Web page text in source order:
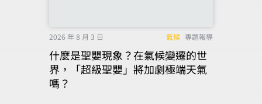
2026 年 8 月 3 日 氣候 專題報導
什麼是聖嬰現象？在氣候變遷的世
界，「超級聖嬰」將加劇極端天氣
嗎？